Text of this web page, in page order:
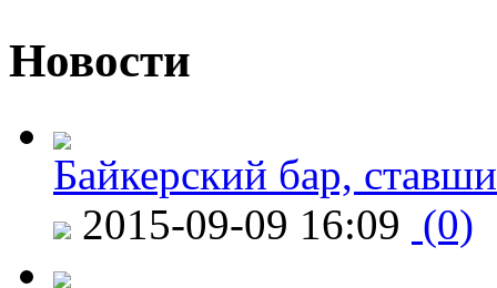
Новости
Байкерский бар,
2015-09-09 16:09 (0)